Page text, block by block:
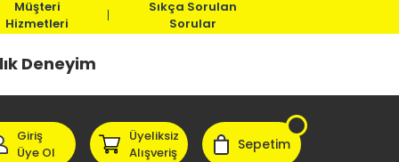
Müşteri
Hizmetleri
Sıkça Sorulan
Sorular
Deneyim
Giriş
Üye Ol
Üyeliksiz
Alışveriş
Sepetim